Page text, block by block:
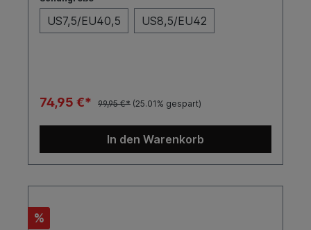
Design Wert legen, bietet dieser Schuh die
perfekte Kombination aus fortschrittlicher
Technologie und zeitlosem Look.SohleFarbeToe
US7,5/EU40,5 US8,5/EU42
74,95 €* 99,95 €* (25.01% gespart)
In den Warenkorb
%